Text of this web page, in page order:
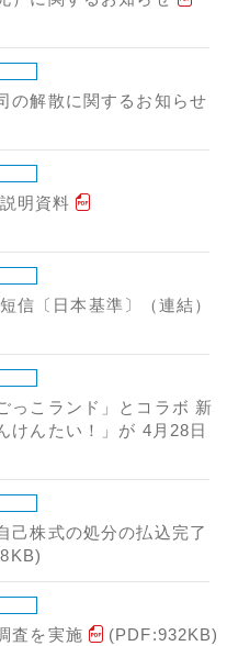
の解散に関するお知らせ
明資料
信〔日本基準〕（連結）
っこランド」とコラボ 新
けんたい！」が 4月28日
己株式の処分の払込完了
査を実施 (PDF:932KB)